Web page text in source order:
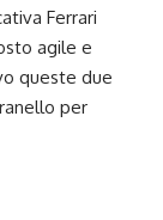
Ferrari
agile e
queste due
per